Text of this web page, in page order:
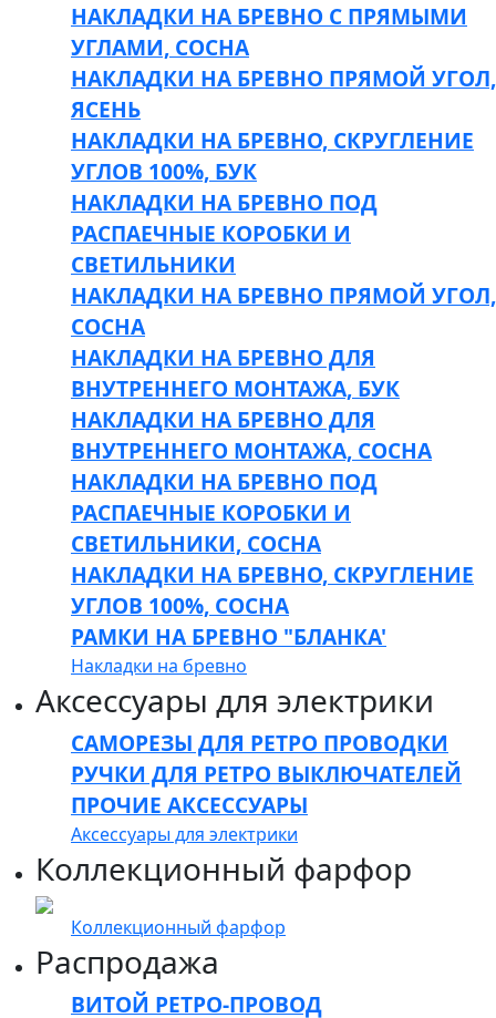
НАКЛАДКИ НА БРЕВНО С ПРЯМЫМИ
УГЛАМИ, СОСНА
НАКЛАДКИ НА БРЕВНО ПРЯМОЙ УГОЛ,
ЯСЕНЬ
НАКЛАДКИ НА БРЕВНО, СКРУГЛЕНИЕ
УГЛОВ 100%, БУК
НАКЛАДКИ НА БРЕВНО ПОД
РАСПАЕЧНЫЕ КОРОБКИ И
СВЕТИЛЬНИКИ
НАКЛАДКИ НА БРЕВНО ПРЯМОЙ УГОЛ,
СОСНА
НАКЛАДКИ НА БРЕВНО ДЛЯ
ВНУТРЕННЕГО МОНТАЖА, БУК
НАКЛАДКИ НА БРЕВНО ДЛЯ
ВНУТРЕННЕГО МОНТАЖА, СОСНА
НАКЛАДКИ НА БРЕВНО ПОД
РАСПАЕЧНЫЕ КОРОБКИ И
СВЕТИЛЬНИКИ, СОСНА
НАКЛАДКИ НА БРЕВНО, СКРУГЛЕНИЕ
УГЛОВ 100%, СОСНА
РАМКИ НА БРЕВНО "БЛАНКА'
Накладки на бревно
Аксессуары для электрики
САМОРЕЗЫ ДЛЯ РЕТРО ПРОВОДКИ
РУЧКИ ДЛЯ РЕТРО ВЫКЛЮЧАТЕЛЕЙ
ПРОЧИЕ АКСЕССУАРЫ
Аксессуары для электрики
Коллекционный фарфор
Коллекционный фарфор
Распродажа
ВИТОЙ РЕТРО-ПРОВОД